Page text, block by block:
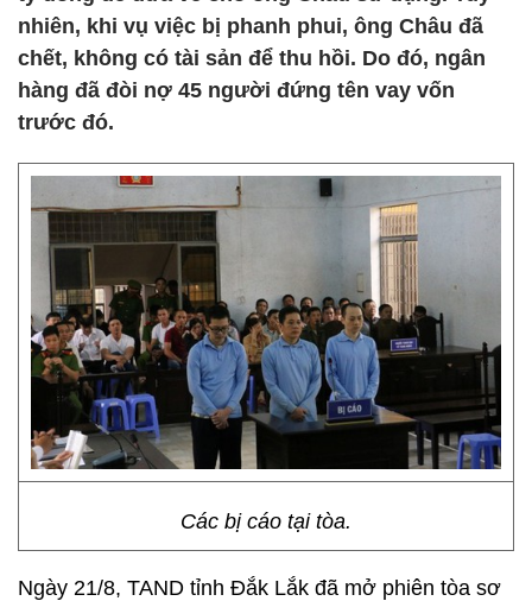
nhiên, khi vụ việc bị phanh phui, ông Châu đã
chết, không có tài sản để thu hồi. Do đó, ngân
hàng đã đòi nợ 45 người đứng tên vay vốn
trước đó.
Các bị cáo tại tòa.
Ngày 21/8, TAND tỉnh Đắk Lắk đã mở phiên tòa sơ